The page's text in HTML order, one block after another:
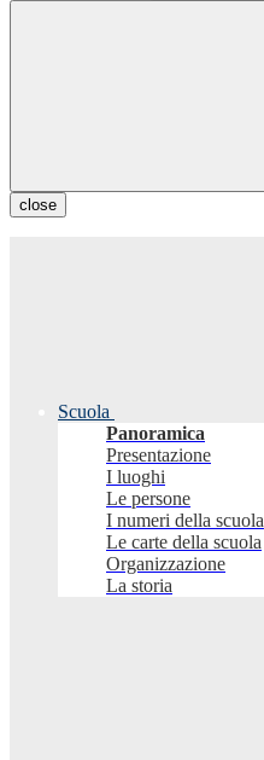
close
Scuola
Panoramica
Presentazione
I luoghi
Le persone
I numeri della scuola
Le carte della scuola
Organizzazione
La storia